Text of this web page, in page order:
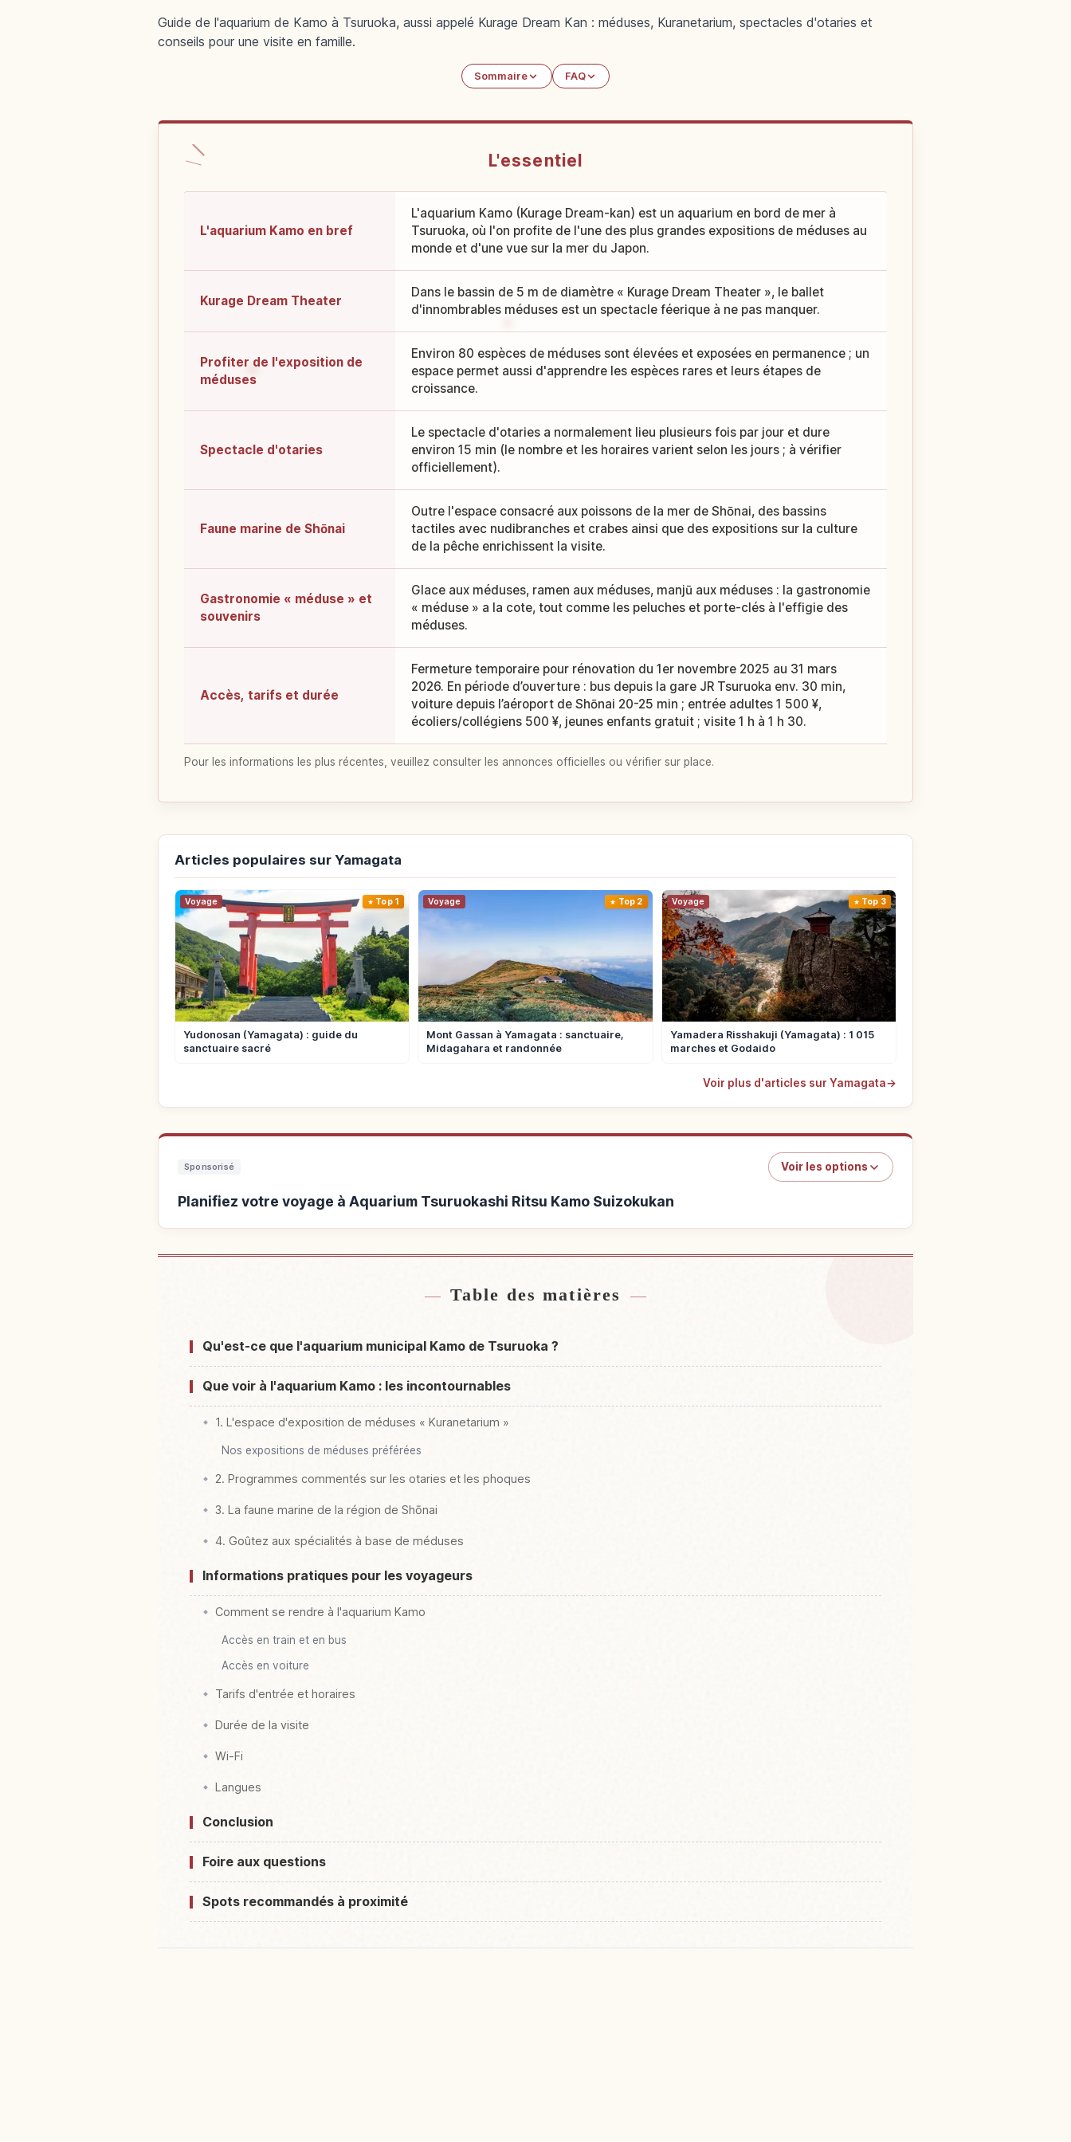
Guide de l'aquarium de Kamo à Tsuruoka, aussi appelé Kurage Dream Kan : méduses, Kuranetarium, spectacles d'otaries et
conseils pour une visite en famille.
Sommaire FAQ
L'essentiel
L'aquarium Kamo en bref
L'aquarium Kamo (Kurage Dream-kan) est un aquarium en bord de mer à
Tsuruoka, où l'on profite de l'une des plus grandes expositions de méduses au
monde et d'une vue sur la mer du Japon.
Kurage Dream Theater
Dans le bassin de 5 m de diamètre « Kurage Dream Theater », le ballet
d'innombrables méduses est un spectacle féerique à ne pas manquer.
Profiter de l'exposition de
méduses
Environ 80 espèces de méduses sont élevées et exposées en permanence ; un
espace permet aussi d'apprendre les espèces rares et leurs étapes de
croissance.
Spectacle d'otaries
Le spectacle d'otaries a normalement lieu plusieurs fois par jour et dure
environ 15 min (le nombre et les horaires varient selon les jours ; à vérifier
officiellement).
Faune marine de Shōnai
Outre l'espace consacré aux poissons de la mer de Shōnai, des bassins
tactiles avec nudibranches et crabes ainsi que des expositions sur la culture
de la pêche enrichissent la visite.
Gastronomie « méduse » et
souvenirs
Glace aux méduses, ramen aux méduses, manjū aux méduses : la gastronomie
« méduse » a la cote, tout comme les peluches et porte-clés à l'effigie des
méduses.
Accès, tarifs et durée
Fermeture temporaire pour rénovation du 1er novembre 2025 au 31 mars
2026. En période d’ouverture : bus depuis la gare JR Tsuruoka env. 30 min,
voiture depuis l’aéroport de Shōnai 20-25 min ; entrée adultes 1 500 ¥,
écoliers/collégiens 500 ¥, jeunes enfants gratuit ; visite 1 h à 1 h 30.
Pour les informations les plus récentes, veuillez consulter les annonces officielles ou vérifier sur place.
Articles populaires sur Yamagata
Voyage Top 1
Yudonosan (Yamagata) : guide du
sanctuaire sacré
Voyage Top 2
Mont Gassan à Yamagata : sanctuaire,
Midagahara et randonnée
Voyage Top 3
Yamadera Risshakuji (Yamagata) : 1 015
marches et Godaido
Voir plus d'articles sur Yamagata→
Sponsorisé Voir les options
Planifiez votre voyage à Aquarium Tsuruokashi Ritsu Kamo Suizokukan
Table des matières
Qu'est-ce que l'aquarium municipal Kamo de Tsuruoka ?
Que voir à l'aquarium Kamo : les incontournables
1. L'espace d'exposition de méduses « Kuranetarium »
Nos expositions de méduses préférées
2. Programmes commentés sur les otaries et les phoques
3. La faune marine de la région de Shōnai
4. Goûtez aux spécialités à base de méduses
Informations pratiques pour les voyageurs
Comment se rendre à l'aquarium Kamo
Accès en train et en bus
Accès en voiture
Tarifs d'entrée et horaires
Durée de la visite
Wi-Fi
Langues
Conclusion
Foire aux questions
Spots recommandés à proximité